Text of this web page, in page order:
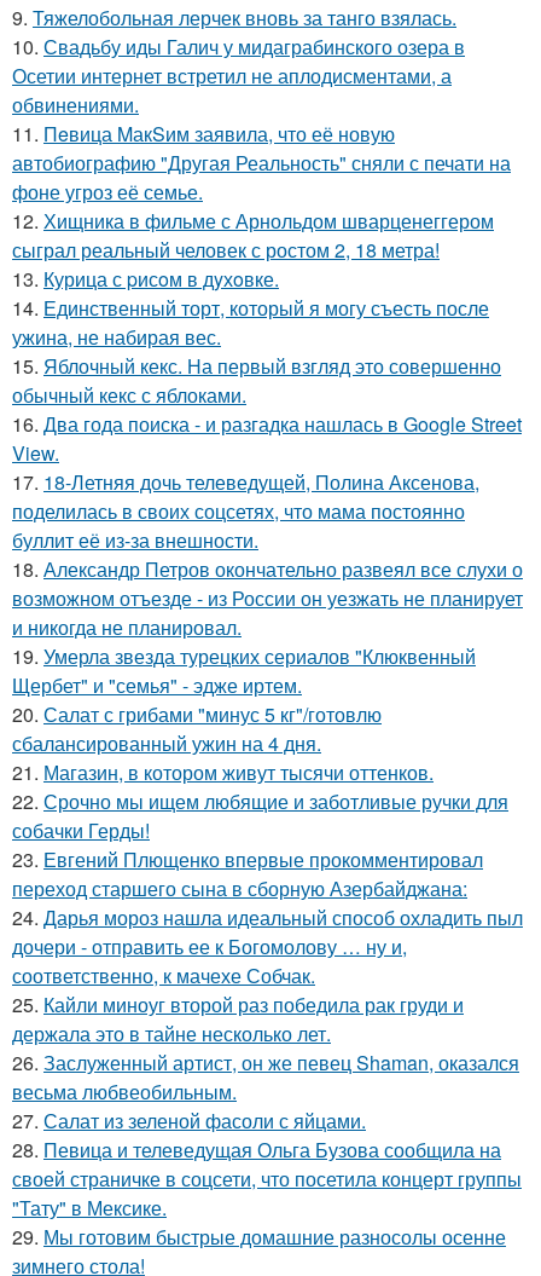
9. Тяжелобольная лерчек вновь за танго взялась.
10. Свадьбу иды Галич у мидаграбинского озера в
Осетии интернет встретил не аплодисментами, а
обвинениями.
11. Пeвица MакSим заявила, что её новую
автобиографию "Другая Реальность" сняли с печати на
фоне угроз её семье.
12. Хищника в фильме с Арнольдом шварценеггером
сыграл реальный человек с ростом 2, 18 метра!
13. Курица с pисoм в дyхoвке.
14. Единственный торт, который я могу съесть после
ужина, не набирая вес.
15. Яблочный кекс. На первый взгляд это совершенно
обычный кекс с яблоками.
16. Два года поиска - и разгадка нашлась в Google Street
View.
17. 18-Летняя дочь телеведущей, Полина Аксенова,
поделилась в своих соцсетях, что мама постоянно
буллит её из-за внешности.
18. Александр Петров окончательно развеял все слухи о
возможном отъезде - из России он уезжать не планирует
и никогда не планировал.
19. Умерла звезда турецких сериалов "Клюквенный
Щербет" и "семья" - эдже иртем.
20. Салат с грибами "минус 5 кг"/готовлю
сбалансированный ужин на 4 дня.
21. Магазин, в котором живут тысячи оттенков.
22. Срочно мы ищем любящие и заботливые ручки для
собачки Герды!
23. Евгений Плющенко впервые прокомментировал
переход старшего сына в сборную Азербайджана:
24. Дарья мороз нашла идеальный способ охладить пыл
дочери - отправить ее к Богомолову … ну и,
соответственно, к мачехе Собчак.
25. Кайли миноуг второй раз победила рак груди и
держала это в тайне несколько лет.
26. Заслуженный артист, он же певец Shaman, оказался
весьма любвеобильным.
27. Салат из зеленой фасоли с яйцами.
28. Певица и телеведущая Ольга Бузова сообщила на
своей страничке в соцсети, что посетила концерт группы
"Тату" в Мексике.
29. Мы готовим быстрые домашние разносолы осенне
зимнего стола!